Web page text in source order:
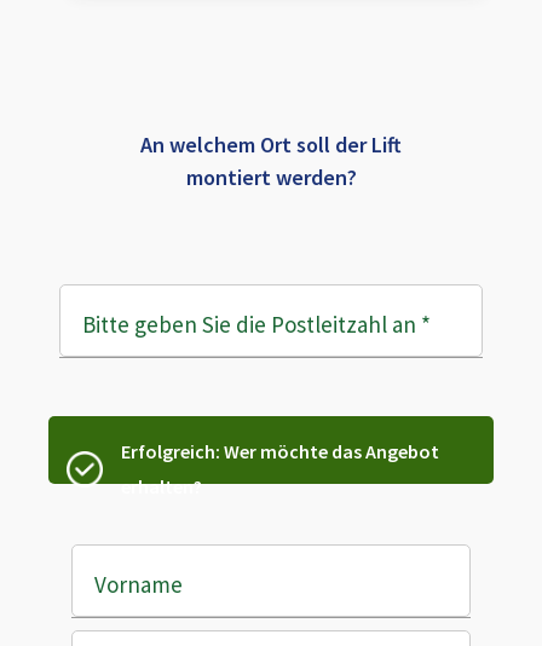
An welchem Ort soll der Lift
montiert werden?
Bitte geben Sie die Postleitzahl an *
Erfolgreich: Wer möchte das Angebot
erhalten?
Vorname